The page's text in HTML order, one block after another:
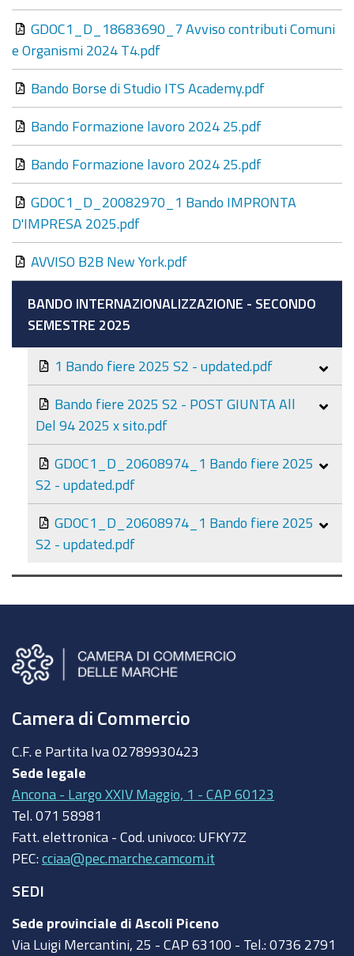
GDOC1_D_18683690_7 Avviso contributi Comuni
e Organismi 2024 T4.pdf
Bando Borse di Studio ITS Academy.pdf
Bando Formazione lavoro 2024 25.pdf
Bando Formazione lavoro 2024 25.pdf
GDOC1_D_20082970_1 Bando IMPRONTA
D'IMPRESA 2025.pdf
AVVISO B2B New York.pdf
BANDO INTERNAZIONALIZZAZIONE - SECONDO
SEMESTRE 2025
1 Bando fiere 2025 S2 - updated.pdf
Bando fiere 2025 S2 - POST GIUNTA All
Del 94 2025 x sito.pdf
GDOC1_D_20608974_1 Bando fiere 2025
S2 - updated.pdf
GDOC1_D_20608974_1 Bando fiere 2025
S2 - updated.pdf
Camera di Commercio
C.F. e Partita Iva 02789930423
Sede legale
Ancona - Largo XXIV Maggio, 1 - CAP 60123
Tel. 071 58981
Fatt. elettronica - Cod. univoco: UFKY7Z
PEC: cciaa@pec.marche.camcom.it
SEDI
Sede provinciale di Ascoli Piceno
Via Luigi Mercantini, 25 - CAP 63100 - Tel.: 0736 2791